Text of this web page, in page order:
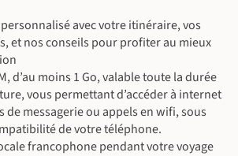
avec votre itinéraire, vos
et nos conseils pour profiter au mieux
d’au moins 1 Go, valable toute la durée
vous permettant d’accéder à internet
de messagerie ou appels en wifi, sous
de votre téléphone.
francophone pendant votre voyage